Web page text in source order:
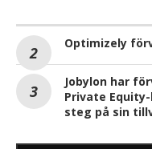
Optimizely
Jobylon har
Private
steg på sin